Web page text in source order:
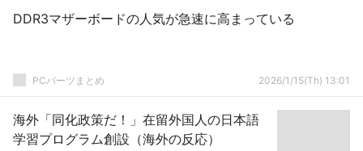
DDR3マザーボードの人気が急速に高まっている
PCパーツまとめ 2026/1/15(Th) 13:01
海外「同化政策だ！」在留外国人の日本語
学習プログラム創設（海外の反応）